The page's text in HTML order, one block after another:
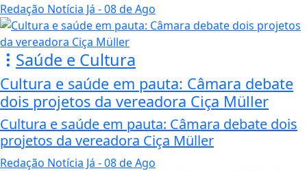
Redação Notícia Já - 08 de Ago
Saúde e Cultura
Cultura e saúde em pauta: Câmara debate
dois projetos da vereadora Ciça Müller
Cultura e saúde em pauta: Câmara debate dois
projetos da vereadora Ciça Müller
Redação Notícia Já - 08 de Ago